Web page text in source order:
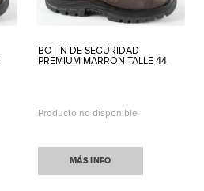
BOTIN DE SEGURIDAD
PREMIUM MARRON TALLE 44
Producto no disponible
MÁS INFO